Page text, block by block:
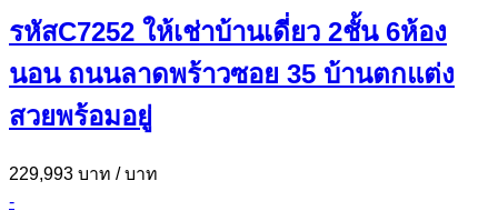
รหัสC7252 ให้เช่าบ้านเดี่ยว 2ชั้น 6ห้อง
นอน ถนนลาดพร้าวซอย 35 บ้านตกแต่ง
สวยพร้อมอยู่
229,993 บาท / บาท
-